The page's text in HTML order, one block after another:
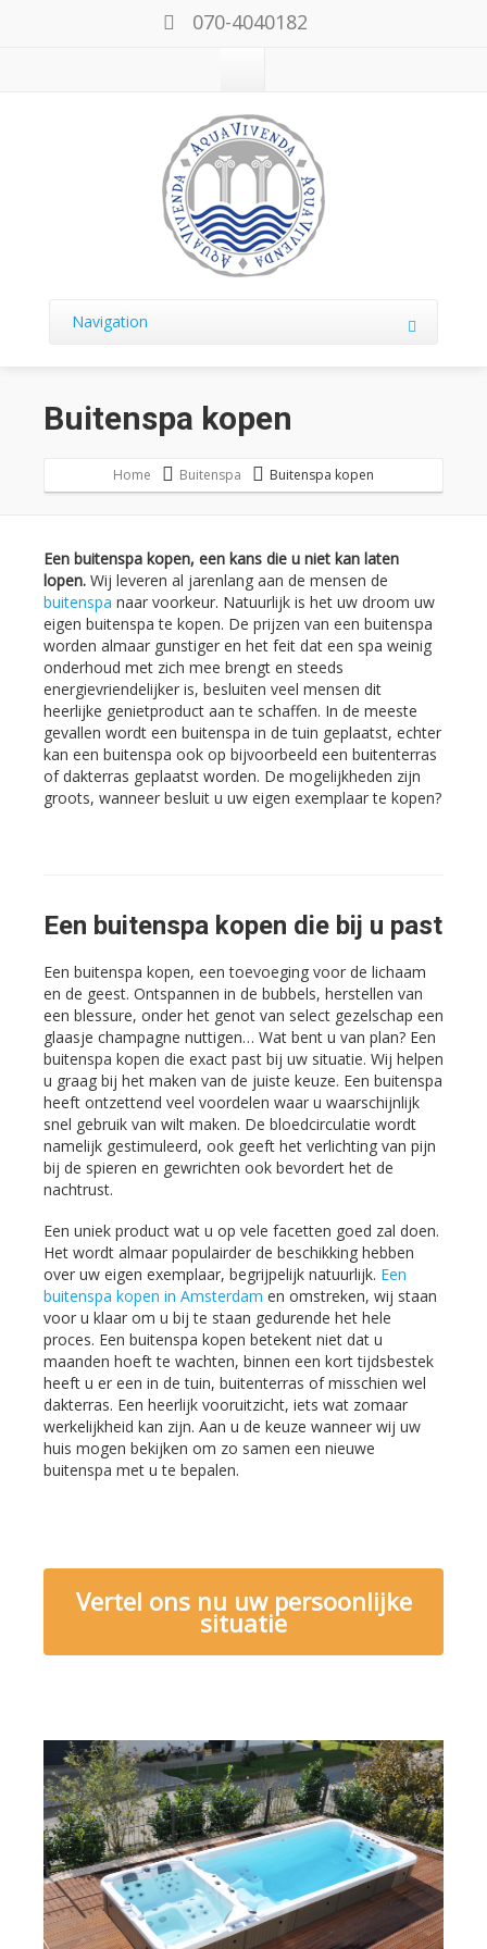
070-4040182
Navigation
Buitenspa kopen
Home Buitenspa Buitenspa kopen
Een buitenspa kopen, een kans die u niet kan laten
lopen. Wij leveren al jarenlang aan de mensen de
buitenspa naar voorkeur. Natuurlijk is het uw droom uw
eigen buitenspa te kopen. De prijzen van een buitenspa
worden almaar gunstiger en het feit dat een spa weinig
onderhoud met zich mee brengt en steeds
energievriendelijker is, besluiten veel mensen dit
heerlijke genietproduct aan te schaffen. In de meeste
gevallen wordt een buitenspa in de tuin geplaatst, echter
kan een buitenspa ook op bijvoorbeeld een buitenterras
of dakterras geplaatst worden. De mogelijkheden zijn
groots, wanneer besluit u uw eigen exemplaar te kopen?
Een buitenspa kopen die bij u past
Een buitenspa kopen, een toevoeging voor de lichaam
en de geest. Ontspannen in de bubbels, herstellen van
een blessure, onder het genot van select gezelschap een
glaasje champagne nuttigen… Wat bent u van plan? Een
buitenspa kopen die exact past bij uw situatie. Wij helpen
u graag bij het maken van de juiste keuze. Een buitenspa
heeft ontzettend veel voordelen waar u waarschijnlijk
snel gebruik van wilt maken. De bloedcirculatie wordt
namelijk gestimuleerd, ook geeft het verlichting van pijn
bij de spieren en gewrichten ook bevordert het de
nachtrust.
Een uniek product wat u op vele facetten goed zal doen.
Het wordt almaar populairder de beschikking hebben
over uw eigen exemplaar, begrijpelijk natuurlijk. Een
buitenspa kopen in Amsterdam en omstreken, wij staan
voor u klaar om u bij te staan gedurende het hele
proces. Een buitenspa kopen betekent niet dat u
maanden hoeft te wachten, binnen een kort tijdsbestek
heeft u er een in de tuin, buitenterras of misschien wel
dakterras. Een heerlijk vooruitzicht, iets wat zomaar
werkelijkheid kan zijn. Aan u de keuze wanneer wij uw
huis mogen bekijken om zo samen een nieuwe
buitenspa met u te bepalen.
Vertel ons nu uw persoonlijke
situatie